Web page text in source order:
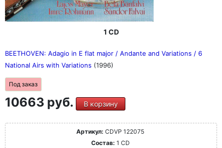
1 CD
BEETHOVEN: Adagio in E flat major / Andante and Variations / 6
National Airs with Variations (1996)
Под заказ
10663 руб. В корзину
Артикул: CDVP 122075
Состав: 1 CD